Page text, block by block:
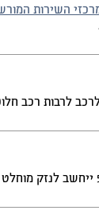
השירות
לרבות רכב